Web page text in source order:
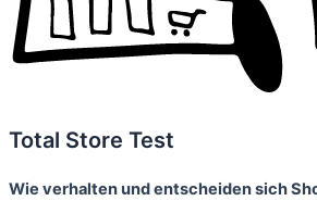
Total Store Test
Wie verhalten und entscheiden sich